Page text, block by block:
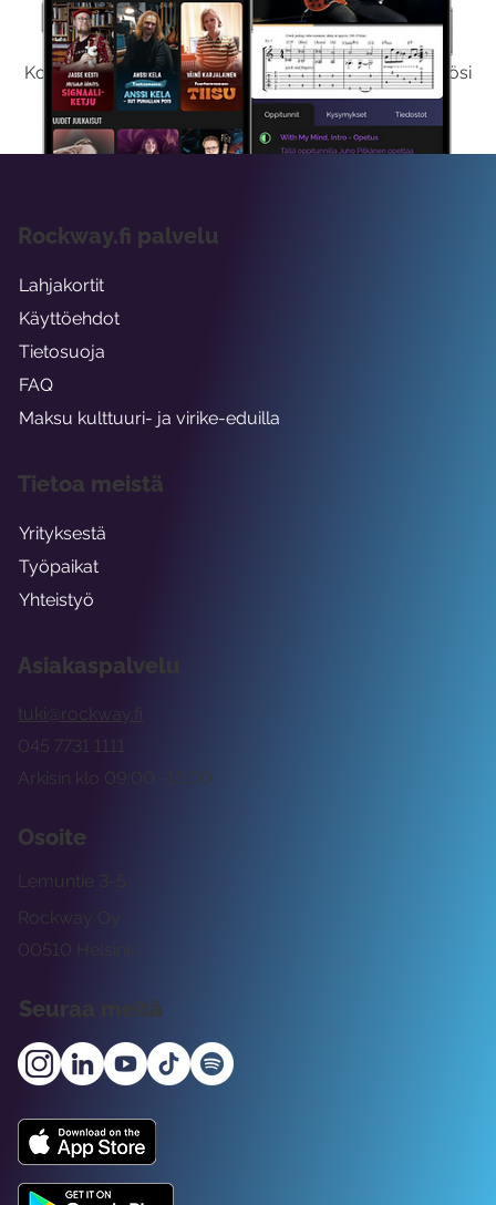
Kokeile Ilmaiseksi
Kokeilemalla ilmaiseksi saat koko sisältömme käyttöösi
viikon ajaksi.
Asiakaspalvelu
tuki@rockway.fi
Arkisin klo 09:00 -15:00
045 7731 1111
Osoite
Rockway Oy
Lemuntie 3-5
00510 Helsinki
Seuraa meitä
Rockway.fi palvelu
Lahjakortit
Käyttöehdot
Tietosuoja
FAQ
Maksu kulttuuri- ja virike-eduilla
Tietoa meistä
Yrityksestä
Työpaikat
Yhteistyö